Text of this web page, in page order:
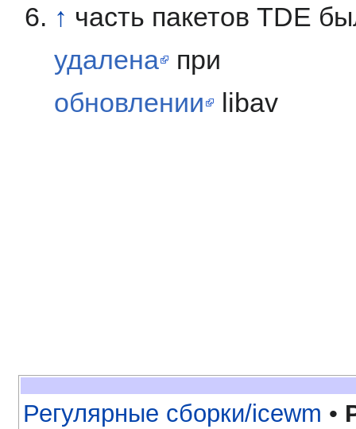
↑ часть пакетов TDE
удалена
при
обновлении
libav
Регулярные сборки/icewm •